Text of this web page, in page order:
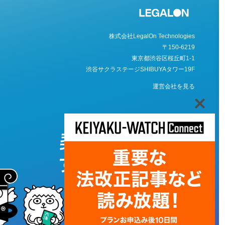
株式会社LegalOn Technologies
〒150-6219
東京都渋谷区桜丘町1-1
渋谷サクラステージSHIBUYAタワー19F
運営会社を見る